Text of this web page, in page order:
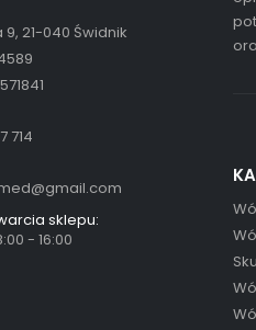
21-040 Świdnik
714
sklepu:
- 16:00